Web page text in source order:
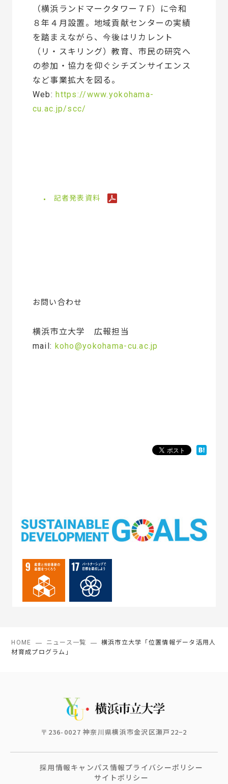
（横浜ランドマークタワー７F）に令和
８年４月設置。地域貢献センターの実績
を踏まえながら、今後はリカレント
（リ・スキリング）教育、市民の研究へ
の参加・協力を仰ぐシチズンサイエンス
など事業拡大を図る。
Web:https://www.yokohama-
cu.ac.jp/scc/
記者発表資料
お問い合わせ
横浜市立大学 広報担当
mail: koho@yokohama-cu.ac.jp
HOME ニュース一覧
横浜市立大学「位置情報データ活用人
材育成プログラム」
〒236-0027 神奈川県横浜市金沢区瀬戸22−2
採用情報キャンパス情報プライバシーポリシー
サイトポリシー